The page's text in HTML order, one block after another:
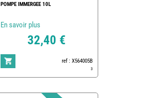
POMPE IMMERGEE 10L
En savoir plus
32,40 €
ref : X564005B
3